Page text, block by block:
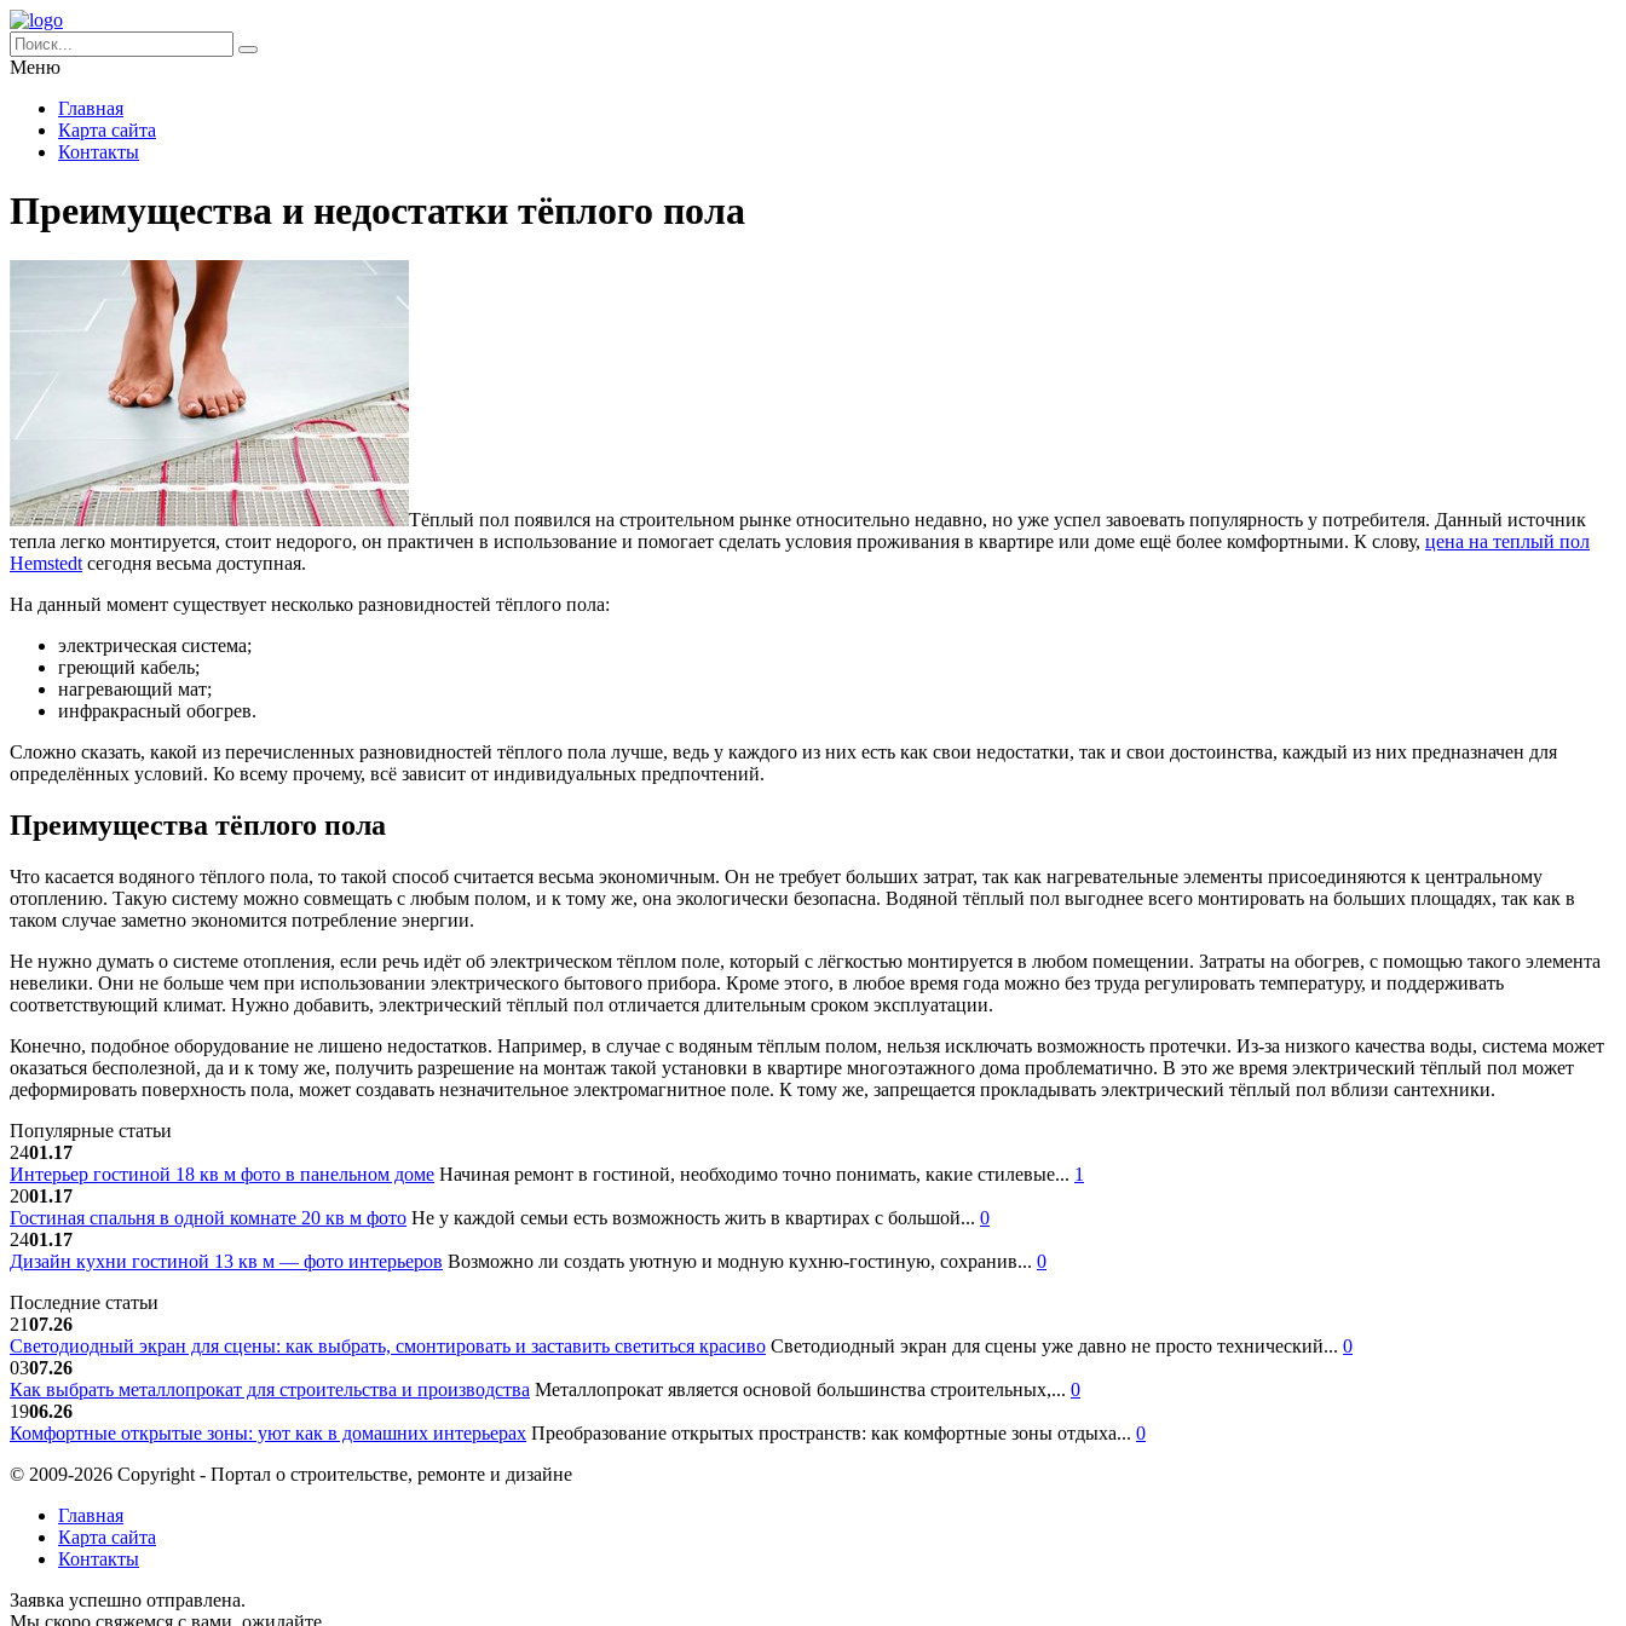
Меню
Главная
Карта сайта
Контакты
Преимущества и недостатки тёплого пола
Тёплый пол появился на строительном рынке относительно недавно, но уже успел завоевать популярность у потребителя. Данный источник
тепла легко монтируется, стоит недорого, он практичен в использование и помогает сделать условия проживания в квартире или доме ещё более комфортными. К слову, цена на теплый пол
Hemstedt сегодня весьма доступная.
На данный момент существует несколько разновидностей тёплого пола:
электрическая система;
греющий кабель;
нагревающий мат;
инфракрасный обогрев.
Сложно сказать, какой из перечисленных разновидностей тёплого пола лучше, ведь у каждого из них есть как свои недостатки, так и свои достоинства, каждый из них предназначен для
определённых условий. Ко всему прочему, всё зависит от индивидуальных предпочтений.
Преимущества тёплого пола
Что касается водяного тёплого пола, то такой способ считается весьма экономичным. Он не требует больших затрат, так как нагревательные элементы присоединяются к центральному
отоплению. Такую систему можно совмещать с любым полом, и к тому же, она экологически безопасна. Водяной тёплый пол выгоднее всего монтировать на больших площадях, так как в
таком случае заметно экономится потребление энергии.
Не нужно думать о системе отопления, если речь идёт об электрическом тёплом поле, который с лёгкостью монтируется в любом помещении. Затраты на обогрев, с помощью такого элемента
невелики. Они не больше чем при использовании электрического бытового прибора. Кроме этого, в любое время года можно без труда регулировать температуру, и поддерживать
соответствующий климат. Нужно добавить, электрический тёплый пол отличается длительным сроком эксплуатации.
Конечно, подобное оборудование не лишено недостатков. Например, в случае с водяным тёплым полом, нельзя исключать возможность протечки. Из-за низкого качества воды, система может
оказаться бесполезной, да и к тому же, получить разрешение на монтаж такой установки в квартире многоэтажного дома проблематично. В это же время электрический тёплый пол может
деформировать поверхность пола, может создавать незначительное электромагнитное поле. К тому же, запрещается прокладывать электрический тёплый пол вблизи сантехники.
Популярные статьи
2401.17
Интерьер гостиной 18 кв м фото в панельном доме Начиная ремонт в гостиной, необходимо точно понимать, какие стилевые... 1
2001.17
Гостиная спальня в одной комнате 20 кв м фото Не у каждой семьи есть возможность жить в квартирах с большой... 0
2401.17
Дизайн кухни гостиной 13 кв м — фото интерьеров Возможно ли создать уютную и модную кухню-гостиную, сохранив... 0
Последние статьи
2107.26
Светодиодный экран для сцены: как выбрать, смонтировать и заставить светиться красиво Светодиодный экран для сцены уже давно не просто технический... 0
0307.26
Как выбрать металлопрокат для строительства и производства Металлопрокат является основой большинства строительных,... 0
1906.26
Комфортные открытые зоны: уют как в домашних интерьерах Преобразование открытых пространств: как комфортные зоны отдыха... 0
© 2009-2026 Copyright - Портал о строительстве, ремонте и дизайне
Главная
Карта сайта
Контакты
Заявка успешно отправлена.
Мы скоро свяжемся с вами, ожидайте.